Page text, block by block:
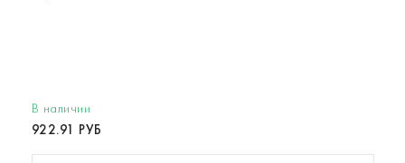
В наличии
922.91 РУБ